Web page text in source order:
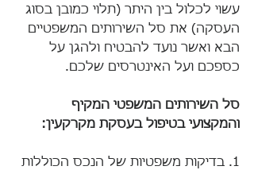
עשוי לכלול בין היתר (תלוי כמובן בסוג
העסקה) את סל השירותים המשפטיים
הבא ואשר נועד להבטיח ולהגן על
כספכם ועל האינטרסים שלכם.
סל השירותים המשפטי המקיף
והמקצועי בטיפול בעסקת מקרקעין:
1. בדיקות משפטיות של הנכס הכוללות